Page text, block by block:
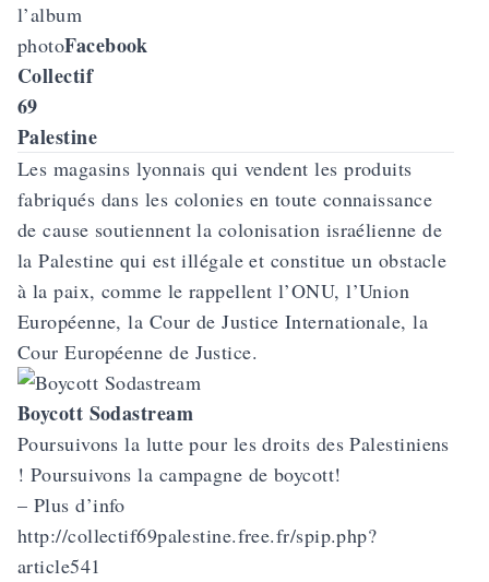
l’album
photoFacebook
Collectif
69
Palestine
Les magasins lyonnais qui vendent les produits
fabriqués dans les colonies en toute connaissance
de cause soutiennent la colonisation israélienne de
la Palestine qui est illégale et constitue un obstacle
à la paix, comme le rappellent l’ONU, l’Union
Européenne, la Cour de Justice Internationale, la
Cour Européenne de Justice.
Boycott Sodastream
Poursuivons la lutte pour les droits des Palestiniens
! Poursuivons la campagne de boycott!
– Plus d’info
http://collectif69palestine.free.fr/spip.php?
article541